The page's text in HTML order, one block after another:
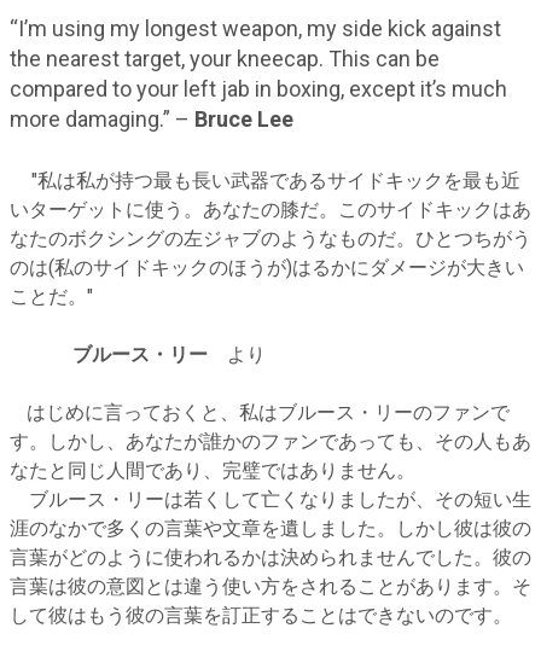
“I’m using my longest weapon, my side kick against
the nearest target, your kneecap. This can be
compared to your left jab in boxing, except it’s much
more damaging.” – Bruce Lee
"私は私が持つ最も長い武器であるサイドキックを最も近
いターゲットに使う。あなたの膝だ。このサイドキックはあ
なたのボクシングの左ジャブのようなものだ。ひとつちがう
のは(私のサイドキックのほうが)はるかにダメージが大きい
ことだ。"
ブルース・リー より
はじめに言っておくと、私はブルース・リーのファンで
す。しかし、あなたが誰かのファンであっても、その人もあ
なたと同じ人間であり、完璧ではありません。
ブルース・リーは若くして亡くなりましたが、その短い生
涯のなかで多くの言葉や文章を遺しました。しかし彼は彼の
言葉がどのように使われるかは決められませんでした。彼の
言葉は彼の意図とは違う使い方をされることがあります。そ
して彼はもう彼の言葉を訂正することはできないのです。